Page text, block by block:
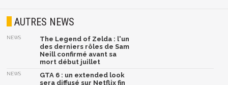
AUTRES NEWS
NEWS
The Legend of Zelda : l'un
des derniers rôles de Sam
Neill confirmé avant sa
mort début juillet
NEWS
GTA 6 : un extended look
sera diffusé sur Netflix fin